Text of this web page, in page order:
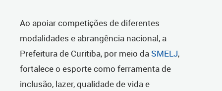
Ao apoiar competições de diferentes
modalidades e abrangência nacional, a
Prefeitura de Curitiba, por meio da SMELJ,
fortalece o esporte como ferramenta de
inclusão, lazer, qualidade de vida e